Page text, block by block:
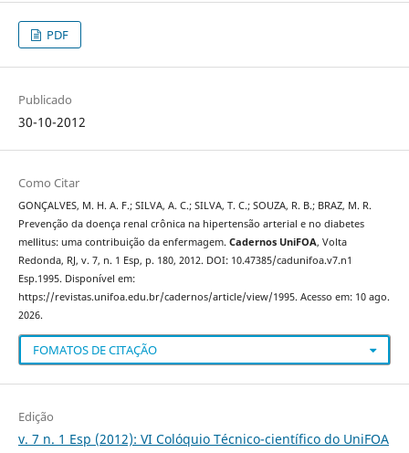
PDF
Publicado
30-10-2012
Como Citar
GONÇALVES, M. H. A. F.; SILVA, A. C.; SILVA, T. C.; SOUZA, R. B.; BRAZ, M. R.
Prevenção da doença renal crônica na hipertensão arterial e no diabetes
mellitus: uma contribuição da enfermagem. Cadernos UniFOA, Volta
Redonda, RJ, v. 7, n. 1 Esp, p. 180, 2012. DOI: 10.47385/cadunifoa.v7.n1
Esp.1995. Disponível em:
https://revistas.unifoa.edu.br/cadernos/article/view/1995. Acesso em: 10 ago.
2026.
FOMATOS DE CITAÇÃO
Edição
v. 7 n. 1 Esp (2012): VI Colóquio Técnico-científico do UniFOA